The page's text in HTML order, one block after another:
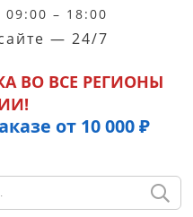
– 18:00
— 24/7
ВО ВСЕ РЕГИОНЫ
от 10 000 ₽